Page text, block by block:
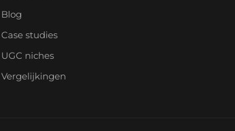
Blog
Case studies
UGC niches
Vergelijkingen